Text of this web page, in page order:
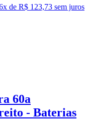
x de R$ 123,73 sem juros
60a
- Baterias